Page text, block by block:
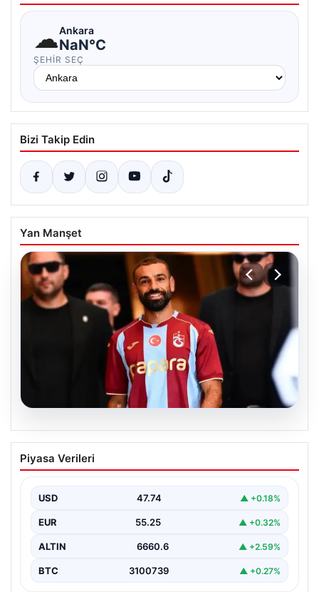
☁Ankara
NaN°C
ŞEHIR SEÇ
Bizi Takip Edin
Yan Manşet
07.08.2026
Trabzonspor’un Göztepe Maçı Kadrosu
Netleşti: Salah Sürprizi
veda edeceği jübile maçında yarın akşam kozlarını
paylaşacak.…
Piyasa Verileri
USD 47.74 ▲ +0.18%
EUR 55.25 ▲ +0.32%
ALTIN 6660.6 ▲ +2.59%
BTC 3100739 ▲ +0.27%